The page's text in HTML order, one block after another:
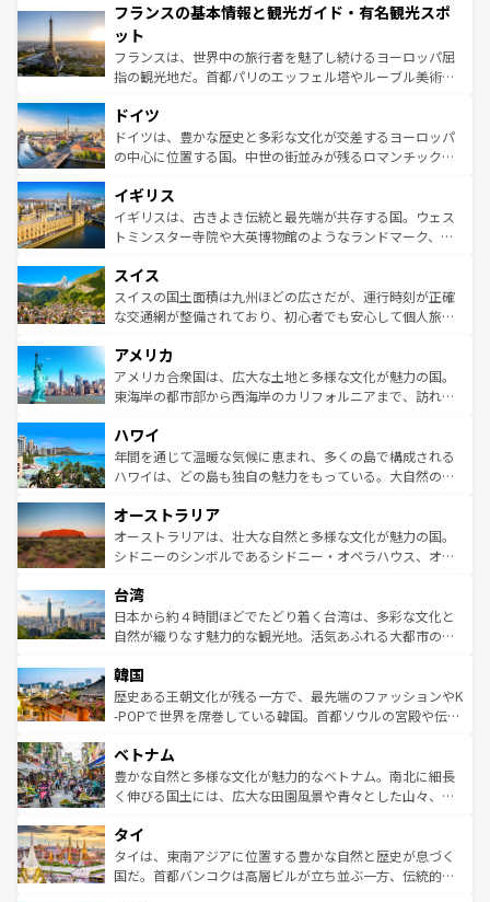
ませてくれるイタリアで、忘れられない旅をしてみよう！
なお、新着のイタリア情報は
しい。
文化が根付くこの国では、情熱的なフラメンコ、熱気あふ
れる闘牛、そして美味しいタパスが生活の一部となってい
る。首都マドリードの洗練された雰囲気や、バルセロナの
アートに溢れた街角から、地方では古代ローマ遺跡や中世
せる。地方によって風土や気候が異なるスペインはその個
性で訪れる人を魅了する。 なお、新着のスペイン情報は コ
ンテンツ一覧を参照してほしい。
フランスの基本情報と観光ガイド・有名観光スポ
ット
フランスは、世界中の旅行者を魅了し続けるヨーロッパ屈
指の観光地だ。首都パリのエッフェル塔やルーブル美術館
で、幅広い魅力が詰まっている。華麗な宮殿、歴史的な大
聖堂、美しいビーチ、そして豊かな自然が、訪れる者を心
から魅了する。また、フランスは美食の国としても知ら
いる。シャンパンの発祥地であるランス、プロヴァンスの
香り高いラベンダー畑など、多彩な楽しみ方が可能だ。さ
らに、パリ以外の地域にも魅力が溢れており、どの街角に
れる地方に足を運ぶとそれぞれで全く異なる文化を体験で
きるだろう。 なお、新着のフランス情報はコンテンツ一覧
を参照してほしい。
ドイツ
ドイツは、豊かな歴史と多彩な文化が交差するヨーロッパ
の中心に位置する国。中世の街並みが残るロマンチック街
顔を持つこの国は、どこを歩いても飽きることがない。ベ
ルリンの文化的活気、バイエルン州のアルプスの絶景、そ
してライン川沿いのワイン畑といった風景は必見。ビール
は、お酒好きな人にはぜひ体験してほしい。 なお、新着の
ドイツ情報はコンテンツ一覧を参照してほしい。
イギリス
イギリスは、古きよき伝統と最先端が共存する国。ウェス
トミンスター寺院や大英博物館のようなランドマーク、歴
リアごとに異なる魅力がある。また、優雅なアフタヌーン
ティー、ビール好きにはたまらない英国パブ、サッカー観
戦など、本場だからこそできる体験も豊富。イギリスを旅
ンツ一覧を参照してほしい。
スイス
スイスの国土面積は九州ほどの広さだが、運行時刻が正確
な交通網が整備されており、初心者でも安心して個人旅行
の建物がそのまま残る町や、スイスならではのユニークな
博物館もあり、アルプス観光だけでなく町歩きも満喫する
ことができる。国民の所得が高いため物価も高いが、旅行
ば市内交通費無料で観光を楽しむこともできる。 なお、新
着のスイス情報はコンテンツ一覧 を参照してほしい。
アメリカ
アメリカ合衆国は、広大な土地と多様な文化が魅力の国。
東海岸の都市部から西海岸のカリフォルニアまで、訪れる
のような巨大都市は、観光、ショッピング、エンターテイ
ンメントが詰まった刺激的なスポットだ。一方、アメリカ
西部には大自然が広がり、グランドキャニオンやイエロー
部のニューオーリンズでは、音楽と美食が融合した独特の
文化が魅力。旅行者はアメリカの各地域で異なる魅力を楽
しみながら、その多様性と豊かな歴史を感じることができ
ならではの贅沢な旅のスタイルだ。 なお、新着のアメリカ
情報はコンテンツ一覧を参照してほしい。
ハワイ
年間を通じて温暖な気候に恵まれ、多くの島で構成される
ハワイは、どの島も独自の魅力をもっている。大自然の神
ワイ島は見逃せない。また、定番の観光地といえばオアフ
島だが、静かな自然を求めるならマウイ島やカウアイ島が
おすすめ。エメラルドグリーンに輝く海をはじめ、豊かな
れるおもてなしの心で訪れる人々を迎えてくれるハワイの
人々、おいしいローカルフードやハワイアンミュージッ
ク、伝統的なフラダンスなど、すべてがハワイの魅力を彩
ワイを、存分に味わってほしい。 なお、新着のハワイ情報
はコンテンツ一覧を参照してほしい。
オーストラリア
オーストラリアは、壮大な自然と多様な文化が魅力の国。
シドニーのシンボルであるシドニー・オペラハウス、オー
リアリーフや大陸中央部にそびえるウルル（エアーズロッ
ク）、タスマニアの美しい原生林やケアンズの熱帯雨林な
ど、見どころがたくさん。また、カフェやワイン、オージ
いる。アクティビティも充実しており、サーフィンやダイ
ビング、ハイキングなど、アウトドア好きにはたまらな
い。オーストラリアの多彩な魅力を存分に味わいつくそ
参照してほしい。
台湾
日本から約４時間ほどでたどり着く台湾は、多彩な文化と
自然が織りなす魅力的な観光地。活気あふれる大都市の台
ン）、静ひつな山岳地帯である台湾東部など、都市の喧騒
と山間の静けさが共存しており、訪れる人に新しい発見と
驚きをもたらしてくれる。また、奥深い台湾の食文化も魅
容にもいいと評判のスイーツなど、バラエティ豊かな料理
が味わえる。 なお、新着の台湾情報は コンテンツ一覧を参
照してほしい。
韓国
歴史ある王朝文化が残る一方で、最先端のファッションやK
-POPで世界を席巻している韓国。首都ソウルの宮殿や伝統
き、地方に足を延ばせば四季折々の自然美を楽しむことが
できる。そして、キムチや焼肉、絶品のストリートフード
まで、さまざまな韓国料理が待っている。夜には、韓国な
リティに包まれながら、韓国の多彩な魅力を心ゆくまで味
わってみてほしい。 なお、新着の韓国情報はコンテンツ一
覧を参照してほしい。
ベトナム
豊かな自然と多様な文化が魅力的なベトナム。南北に細長
く伸びる国土には、広大な田園風景や青々とした山々、世
急速な発展と共に伝統が息づく。ハノイの古い町並みやホ
ーチミン市のフランス統治時代の建物も、独特の雰囲気を
醸し出している。また、バラエティの豊かさとおいしさで
タイ
タイは、東南アジアに位置する豊かな自然と歴史が息づく
国だ。首都バンコクは高層ビルが立ち並ぶ一方、伝統的な